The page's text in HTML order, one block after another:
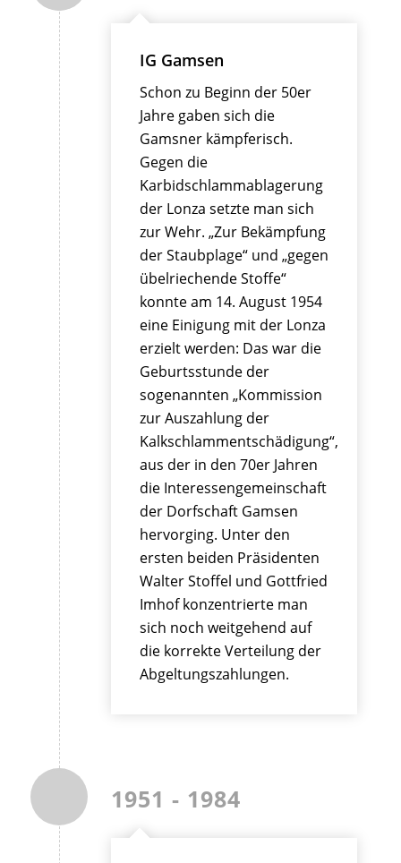
IG Gamsen
Schon zu Beginn der 50er
Jahre gaben sich die
Gamsner kämpferisch.
Gegen die
Karbidschlammablagerung
der Lonza setzte man sich
zur Wehr. „Zur Bekämpfung
der Staubplage“ und „gegen
übelriechende Stoffe“
konnte am 14. August 1954
eine Einigung mit der Lonza
erzielt werden: Das war die
Geburtsstunde der
sogenannten „Kommission
zur Auszahlung der
Kalkschlammentschädigung“,
aus der in den 70er Jahren
die Interessengemeinschaft
der Dorfschaft Gamsen
hervorging. Unter den
ersten beiden Präsidenten
Walter Stoffel und Gottfried
Imhof konzentrierte man
sich noch weitgehend auf
die korrekte Verteilung der
Abgeltungszahlungen.
1951 - 1984